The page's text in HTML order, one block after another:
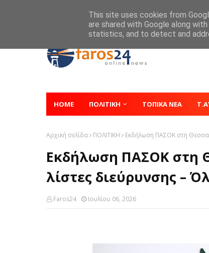
HOME ΠΟΛΙΤΙΚΗ ΤΟΠΙΚΑ ΝΕΑ
Αρχική σελίδα ΠΟΛΙΤΙΚΗ Εκδήλωση ΠΑΣΟΚ στη
Εκδήλωση ΠΑΣΟΚ στη
λίστες διεύρυνσης –
Faros24 Ιουλίου 06, 2026
This site uses cookies from
are shared with Google along
statistics, and to detect and